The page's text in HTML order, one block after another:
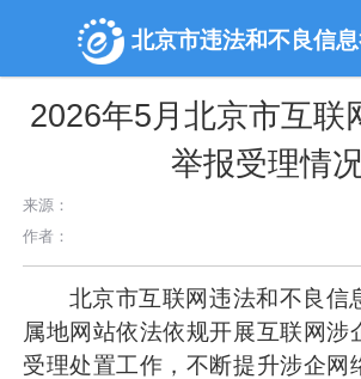
北京市违法和不良信
2026年5月北京市互联
举报受理情
来源：
作者：
北京市互联网违法和不良信
属地网站依法依规开展互联网涉
受理处置工作，不断提升涉企网